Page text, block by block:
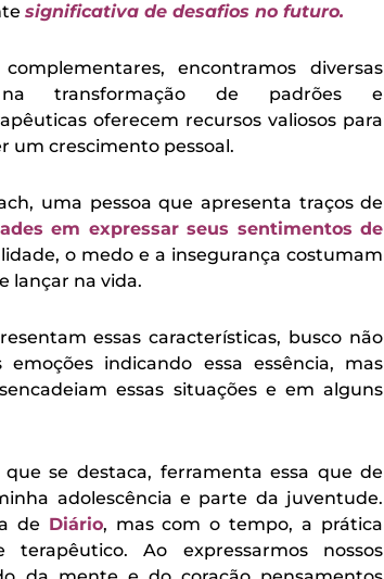
significativa de desafios no futuro.
encontramos diversas
transformação de padrões e
oferecem recursos valiosos para
um crescimento pessoal.
uma pessoa que apresenta traços de
em expressar seus sentimentos de
o medo e a insegurança costumam
lançar na vida.
essas características, busco não
indicando essa essência, mas
essas situações e em alguns
se destaca, ferramenta essa que de
adolescência e parte da juventude.
de Diário, mas com o tempo, a prática
Ao expressarmos nossos